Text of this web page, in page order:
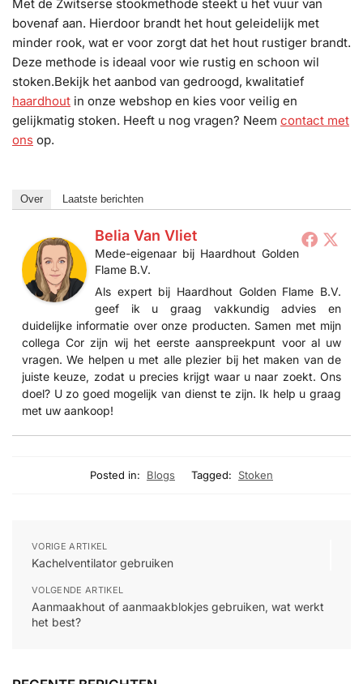
Met de Zwitserse stookmethode steekt u het vuur van
bovenaf aan. Hierdoor brandt het hout geleidelijk met
minder rook, wat er voor zorgt dat het hout rustiger brandt.
Deze methode is ideaal voor wie rustig en schoon wil
stoken.Bekijk het aanbod van gedroogd, kwalitatief
haardhout in onze webshop en kies voor veilig en
gelijkmatig stoken. Heeft u nog vragen? Neem contact met
ons op.
Over Laatste berichten
Belia Van Vliet
Mede-eigenaar bij Haardhout Golden
Flame B.V.
Als expert bij Haardhout Golden Flame B.V.
geef ik u graag vakkundig advies en
duidelijke informatie over onze producten. Samen met mijn
collega Cor zijn wij het eerste aanspreekpunt voor al uw
vragen. We helpen u met alle plezier bij het maken van de
juiste keuze, zodat u precies krijgt waar u naar zoekt. Ons
doel? U zo goed mogelijk van dienst te zijn. Ik help u graag
met uw aankoop!
Posted in: Blogs Tagged: Stoken
VORIGE ARTIKEL
Kachelventilator gebruiken
VOLGENDE ARTIKEL
Aanmaakhout of aanmaakblokjes gebruiken, wat werkt
het best?